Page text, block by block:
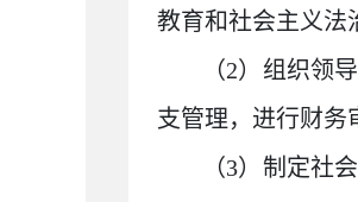
教育和社会主义法
（2）组织领
支管理，进行财务
（3）制定社